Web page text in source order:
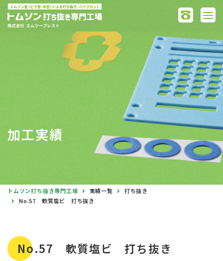
加工実績
トムソン打ち抜き専門工場 実績一覧
打ち抜き
No.57 軟質塩ビ 打ち抜き
No.57 軟質塩ビ 打ち抜き